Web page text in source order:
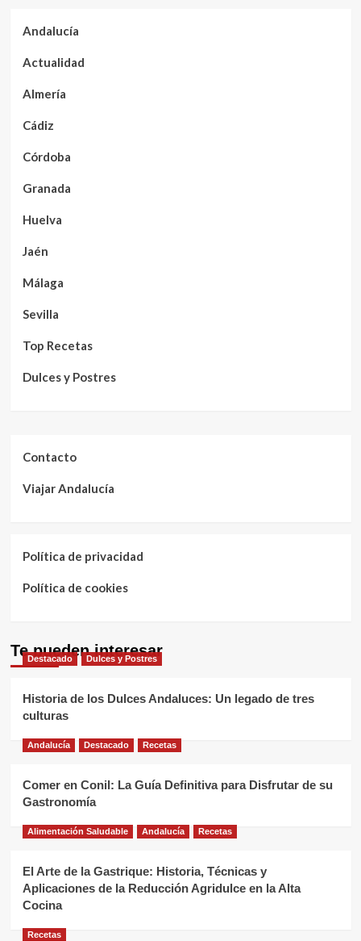
Andalucía
Actualidad
Almería
Cádiz
Córdoba
Granada
Huelva
Jaén
Málaga
Sevilla
Top Recetas
Dulces y Postres
Contacto
Viajar Andalucía
Política de privacidad
Política de cookies
Te pueden interesar
Destacado Dulces y Postres
Historia de los Dulces Andaluces: Un legado de tres
culturas
Andalucía Destacado Recetas
Comer en Conil: La Guía Definitiva para Disfrutar de su
Gastronomía
Alimentación Saludable Andalucía Recetas
El Arte de la Gastrique: Historia, Técnicas y
Aplicaciones de la Reducción Agridulce en la Alta
Cocina
Recetas